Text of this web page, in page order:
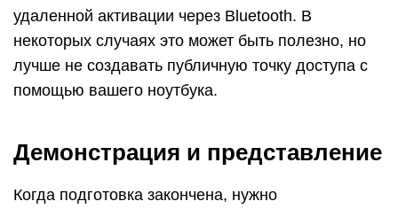
удаленной активации через Bluetooth. В
некоторых случаях это может быть полезно, но
лучше не создавать публичную точку доступа с
помощью вашего ноутбука.
Демонстрация и представление
Когда подготовка закончена, нужно